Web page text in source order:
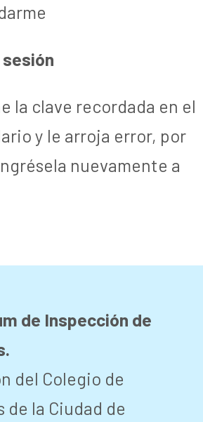
la clave recordada en el
y le arroja error, por
nuevamente a
de Inspección de
del Colegio de
de la Ciudad de